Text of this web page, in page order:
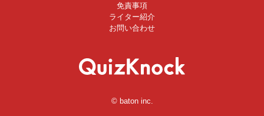
免責事項
ライター紹介
お問い合わせ
© baton inc.